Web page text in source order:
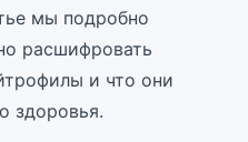
мы подробно
расшифровать
и что они
здоровья.